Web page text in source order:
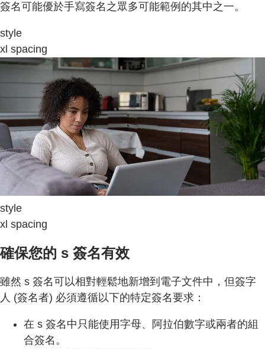
簽名可能優於手寫簽名之眾多可能範例的其中之一。
style
xl spacing
style
xl spacing
確保您的 s 簽名有效
雖然 s 簽名可以相對輕鬆地新增到電子文件中，但簽字
人 (簽名者) 必須遵循以下的特定簽名要求：
在 s 簽名中只能使用字母、阿拉伯數字或兩者的組
合簽名。